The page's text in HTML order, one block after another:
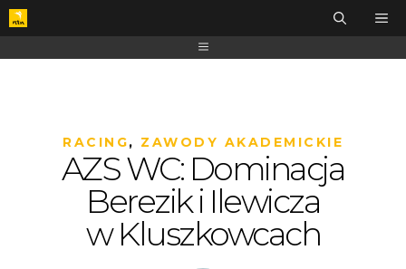
RACING, ZAWODY AKADEMICKIE
AZS WC: Dominacja
Berezik i Ilewicza
w Kluszkowcach